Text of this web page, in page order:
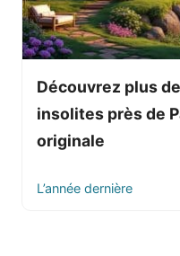
Découvrez plus
insolites près de
originale
L’année dernière